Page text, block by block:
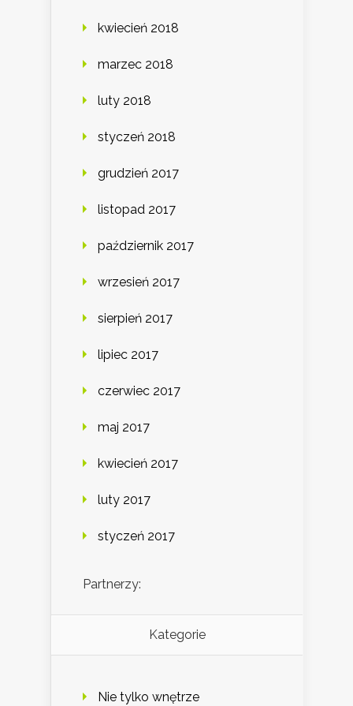
kwiecień 2018
marzec 2018
luty 2018
styczeń 2018
grudzień 2017
listopad 2017
październik 2017
wrzesień 2017
sierpień 2017
lipiec 2017
czerwiec 2017
maj 2017
kwiecień 2017
luty 2017
styczeń 2017
Partnerzy:
Kategorie
Nie tylko wnętrze